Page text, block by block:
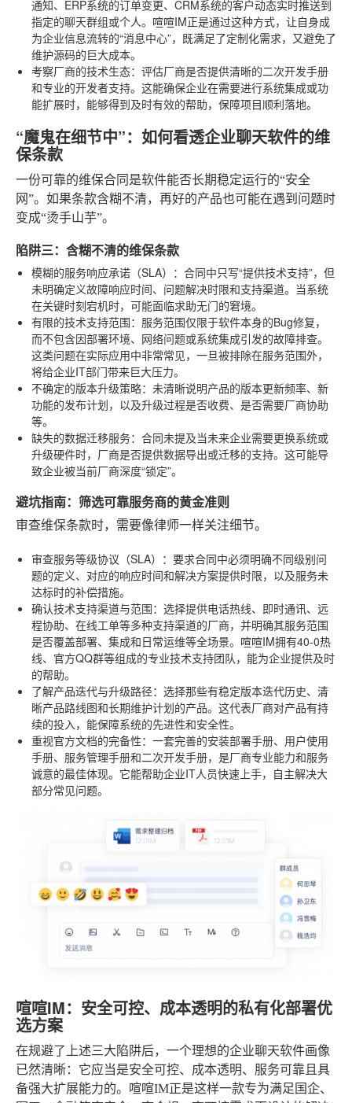
通知、ERP系统的订单变更、CRM系统的客户动态实时推送到
指定的聊天群组或个人。喧喧IM正是通过这种方式，让自身成
为企业信息流转的“消息中心”，既满足了定制化需求，又避免了
维护源码的巨大成本。
考察厂商的技术生态：评估厂商是否提供清晰的二次开发手册
和专业的开发者支持。这能确保企业在需要进行系统集成或功
能扩展时，能够得到及时有效的帮助，保障项目顺利落地。
“魔鬼在细节中”：如何看透企业聊天软件的维
保条款
一份可靠的维保合同是软件能否长期稳定运行的“安全
网”。如果条款含糊不清，再好的产品也可能在遇到问题时
变成“烫手山芋”。
陷阱三：含糊不清的维保条款
模糊的服务响应承诺（SLA） ：合同中只写“提供技术支持”，但
未明确定义故障响应时间、问题解决时限和支持渠道。当系统
在关键时刻宕机时，可能面临求助无门的窘境。
有限的技术支持范围：服务范围仅限于软件本身的Bug修复，
而不包含因部署环境、网络问题或系统集成引发的故障排查。
这类问题在实际应用中非常常见，一旦被排除在服务范围外，
将给企业IT部门带来巨大压力。
不确定的版本升级策略：未清晰说明产品的版本更新频率、新
功能的发布计划，以及升级过程是否收费、是否需要厂商协助
等。
缺失的数据迁移服务：合同未提及当未来企业需要更换系统或
升级硬件时，厂商是否提供数据导出或迁移的支持。这可能导
致企业被当前厂商深度“锁定”。
避坑指南：筛选可靠服务商的黄金准则
审查维保条款时，需要像律师一样关注细节。
审查服务等级协议（SLA） ：要求合同中必须明确不同级别问
题的定义、对应的响应时间和解决方案提供时限，以及服务未
达标时的补偿措施。
确认技术支持渠道与范围：选择提供电话热线、即时通讯、远
程协助、在线工单等多种支持渠道的厂商，并明确其服务范围
是否覆盖部署、集成和日常运维等全场景。喧喧IM拥有40-0热
线、官方QQ群等组成的专业技术支持团队，能为企业提供及时
的帮助。
了解产品迭代与升级路径：选择那些有稳定版本迭代历史、清
晰产品路线图和长期维护计划的产品。这代表厂商对产品有持
续的投入，能保障系统的先进性和安全性。
重视官方文档的完备性：一套完善的安装部署手册、用户使用
手册、服务管理手册和二次开发手册，是厂商专业能力和服务
诚意的最佳体现。它能帮助企业IT人员快速上手，自主解决大
部分常见问题。
喧喧IM：安全可控、成本透明的私有化部署优
选方案
在规避了上述三大陷阱后，一个理想的企业聊天软件画像
已然清晰：它应当是安全可控、成本透明、服务可靠且具
备强大扩展能力的。喧喧IM正是这样一款专为满足国企、